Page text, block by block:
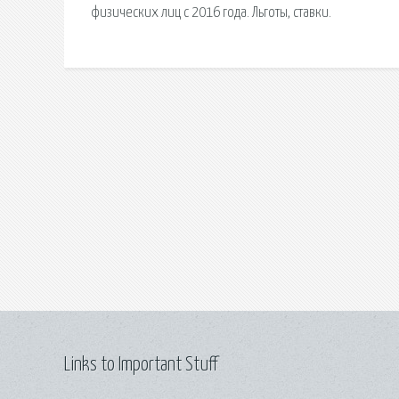
физических лиц с 2016 года. Льготы, ставки.
Links to Important Stuff